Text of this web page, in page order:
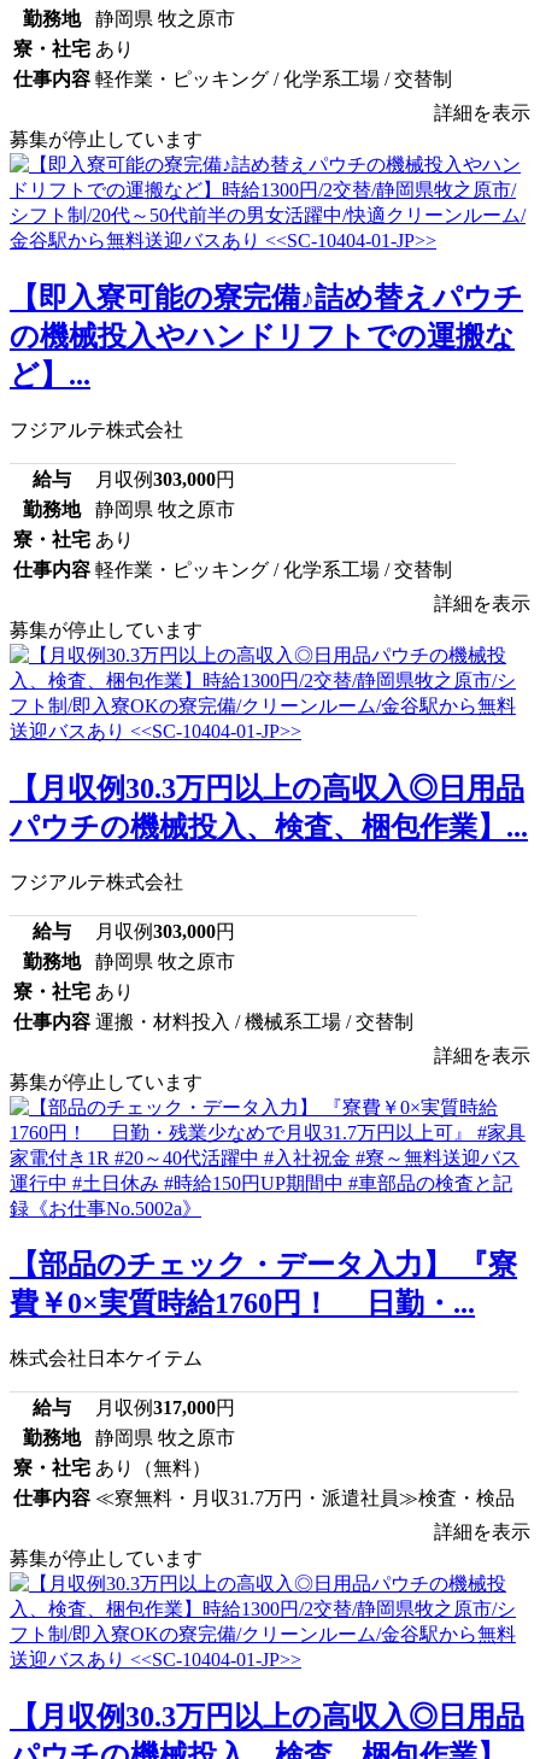
勤務地
静岡県 牧之原市
寮・社宅 あり
仕事内容 軽作業・ピッキング / 化学系工場 / 交替制
詳細を表示
募集が停止しています
【即入寮可能の寮完備♪詰め替えパウチ
の機械投入やハンドリフトでの運搬な
ど】...
フジアルテ株式会社
給与 月収例303,000円
勤務地
静岡県 牧之原市
寮・社宅 あり
仕事内容 軽作業・ピッキング / 化学系工場 / 交替制
詳細を表示
募集が停止しています
【月収例30.3万円以上の高収入◎日用品
パウチの機械投入、検査、梱包作業】...
フジアルテ株式会社
給与 月収例303,000円
勤務地
静岡県 牧之原市
寮・社宅 あり
仕事内容 運搬・材料投入 / 機械系工場 / 交替制
詳細を表示
募集が停止しています
【部品のチェック・データ入力】 『寮
費￥0×実質時給1760円！ 日勤・...
株式会社日本ケイテム
給与 月収例317,000円
勤務地
静岡県 牧之原市
寮・社宅 あり（無料）
仕事内容 ≪寮無料・月収31.7万円・派遣社員≫検査・検品
詳細を表示
募集が停止しています
【月収例30.3万円以上の高収入◎日用品